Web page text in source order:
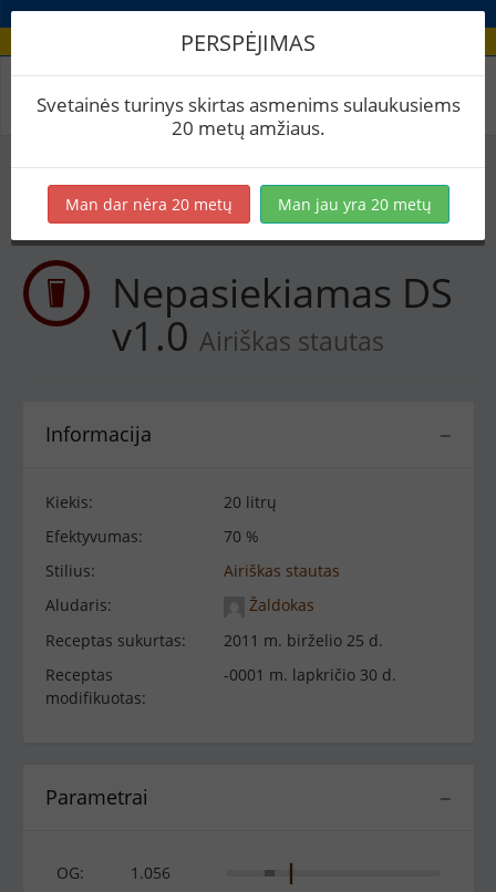
Receptas / Nepasiekiamas DS v1.0
Virimai (1)
BeerXML
Nepasiekiamas DS
v1.0 Airiškas stautas
−
Informacija
Kiekis:
20 litrų
Efektyvumas:
70 %
Stilius:
Airiškas stautas
Aludaris:
Žaldokas
Receptas sukurtas:
2011 m. birželio 25 d.
Receptas
modifikuotas:
-0001 m. lapkričio 30 d.
−
Parametrai
OG: 1.056
PERSPĖJIMAS
Svetainės turinys skirtas asmenims sulaukusiems
20 metų amžiaus.
Man dar nėra 20 metų Man jau yra 20 metų